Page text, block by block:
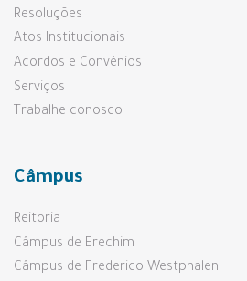
Resoluções
Atos Institucionais
Acordos e Convênios
Serviços
Trabalhe conosco
Câmpus
Reitoria
Câmpus de Erechim
Câmpus de Frederico Westphalen